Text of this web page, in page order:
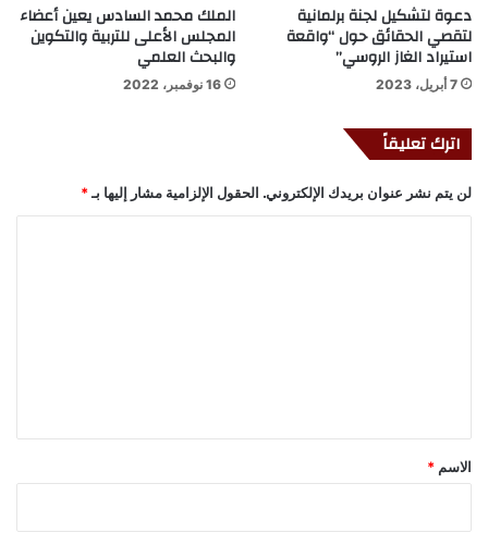
دعوة لتشكيل لجنة برلمانية
لتقصي الحقائق حول “واقعة
استيراد الغاز الروسي”
7 أبريل، 2023
الملك محمد السادس يعين أعضاء
المجلس الأعلى للتربية والتكوين
والبحث العلمي
16 نوفمبر، 2022
اترك تعليقاً
لن يتم نشر عنوان بريدك الإلكتروني. الحقول الإلزامية مشار إليها بـ *
*
الاسم *